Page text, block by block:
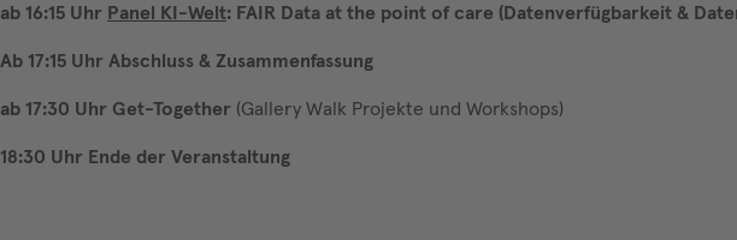
ab 16:15 Uhr Panel KI-Welt: FAIR Data at the point of care (Datenverfügbarkeit &
Ab 17:15 Uhr Abschluss & Zusammenfassung
ab 17:30 Uhr Get-Together (Gallery Walk Projekte und Workshops)
18:30 Uhr Ende der Veranstaltung